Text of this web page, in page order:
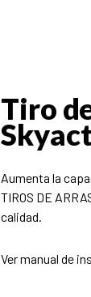
Tiro
Aumenta la
TIROS DE
calidad.
Ver manual de